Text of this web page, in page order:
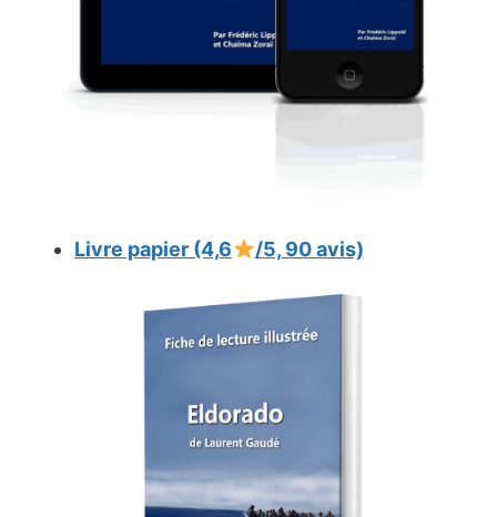
Livre papier (4,6 /5, 90 avis)